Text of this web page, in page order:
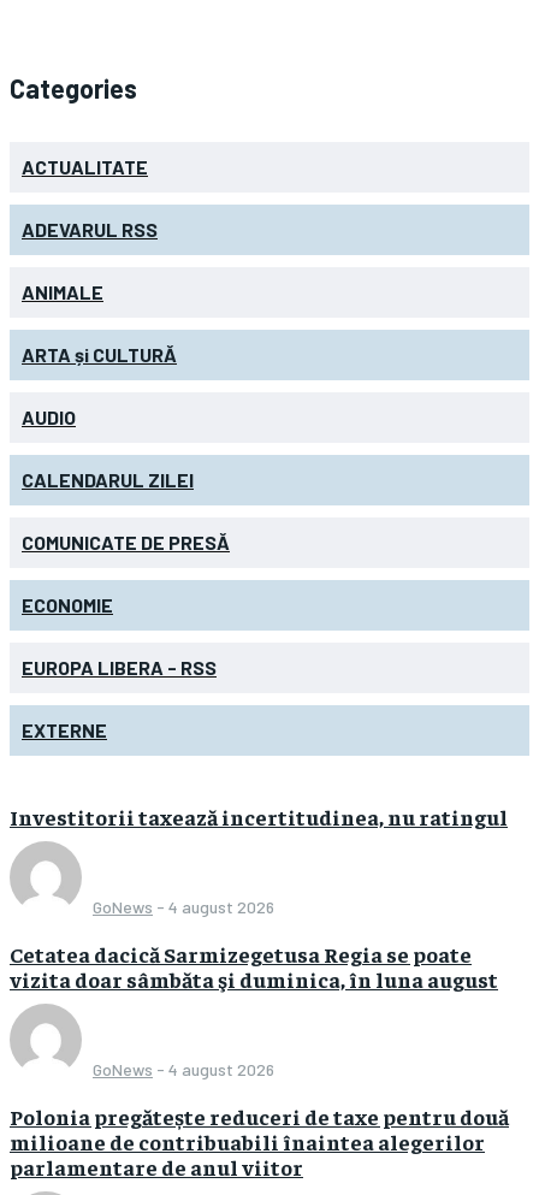
Categories
ACTUALITATE
ADEVARUL RSS
ANIMALE
ARTA și CULTURĂ
AUDIO
CALENDARUL ZILEI
COMUNICATE DE PRESĂ
ECONOMIE
EUROPA LIBERA - RSS
EXTERNE
Investitorii taxează incertitudinea, nu ratingul
GoNews - 4 august 2026
Cetatea dacică Sarmizegetusa Regia se poate
vizita doar sâmbăta şi duminica, în luna august
GoNews - 4 august 2026
Polonia pregătește reduceri de taxe pentru două
milioane de contribuabili înaintea alegerilor
parlamentare de anul viitor